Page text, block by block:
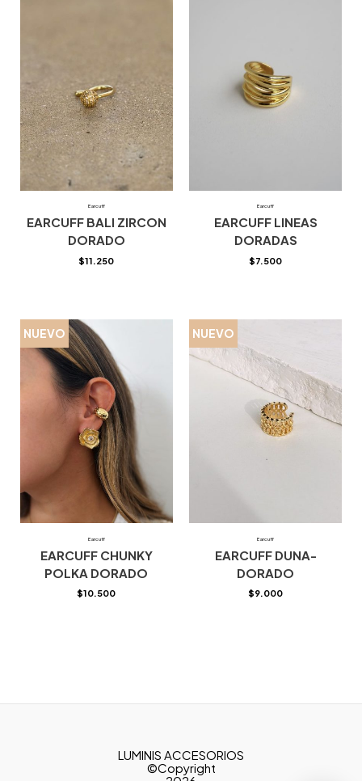
Earcuff
EARCUFF BALI ZIRCON
DORADO
$11.250
Earcuff
EARCUFF LINEAS
DORADAS
$7.500
NUEVO
Earcuff
EARCUFF CHUNKY
POLKA DORADO
$10.500
NUEVO
Earcuff
EARCUFF DUNA-
DORADO
$9.000
LUMINIS ACCESORIOS
©Copyright